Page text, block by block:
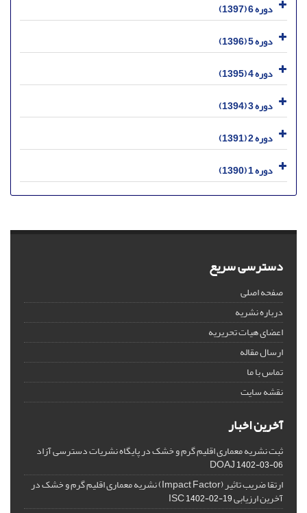
دوره 6 (1397)
دوره 5 (1396)
دوره 4 (1395)
دوره 3 (1394)
دوره 2 (1391)
دوره 1 (1390)
دسترسی سریع
صفحه اصلی
درباره نشریه
اعضای هیات تحریریه
ارسال مقاله
تماس با ما
نقشه سایت
آخرین اخبار
ثبت نشریه معماری اقلیم گرم و خشک در پایگاه نشریات دسترسی آزاد
DOAJ1402-03-06
ارتقا ضریب تاثیر (Impact Factor) نشریه معماری اقلیم گرم و خشک در
آخرین ارزیابی ISC1402-02-19